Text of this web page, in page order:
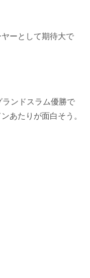
ーとして期待大で
ンドスラム優勝で
あたりが面白そう。